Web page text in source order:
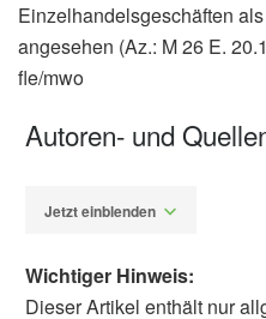
Einzelhandelsgeschäften
angesehen (Az.: M 26 E.
fle/mwo
Autoren- und
Jetzt einblenden
Wichtiger Hinweis:
Dieser Artikel enthält nur